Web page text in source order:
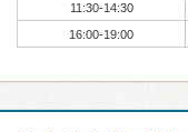
11:30-14:30
16:00-19:00